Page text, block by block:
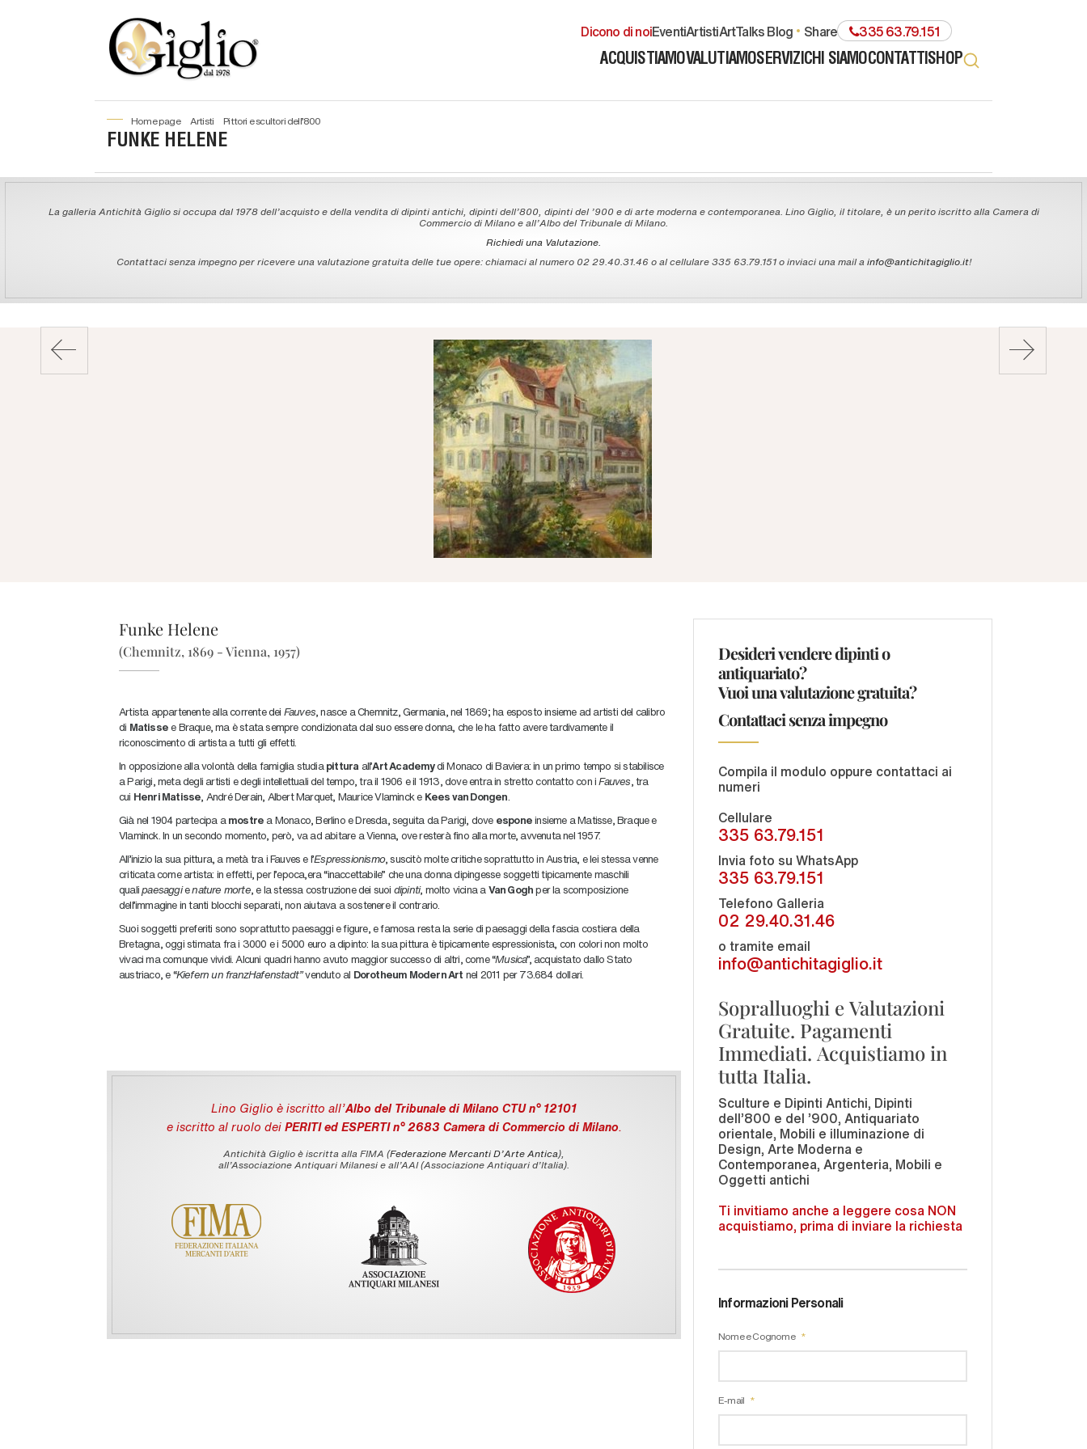
Dicono di noiEventiArtistiArtTalks Blog share 335 63.79.151
ACQUISTIAMOVALUTIAMOSERVIZICHI SIAMOCONTATTISHOP
home page artisti pittori e scultori dell'800
FUNKE HELENE
La galleria Antichità Giglio si occupa dal 1978 dell'acquisto e della vendita di dipinti antichi, dipinti dell'800, dipinti del '900 e di arte moderna e contemporanea. Lino Giglio, il titolare, è un perito iscritto alla Camera di
Commercio di Milano e all'Albo del Tribunale di Milano.
Richiedi una Valutazione.
Contattaci senza impegno per ricevere una valutazione gratuita delle tue opere: chiamaci al numero 02 29.40.31.46 o al cellulare 335 63.79.151 o inviaci una mail a info@antichitagiglio.it!
Funke Helene
(Chemnitz, 1869 - Vienna, 1957)
Artista appartenente alla corrente dei Fauves, nasce a Chemnitz, Germania, nel 1869; ha esposto insieme ad artisti del calibro
di Matissee Braque, ma è stata sempre condizionata dal suo essere donna, che le ha fatto avere tardivamente il
riconoscimento di artista a tutti gli effetti.
In opposizione alla volontà della famiglia studia pittura all’Art Academydi Monaco di Baviera: in un primo tempo si stabilisce
a Parigi, meta degli artisti e degli intellettuali del tempo, tra il 1906 e il 1913, dove entra in stretto contatto con iFauves, tra
cui Henri Matisse, André Derain, Albert Marquet, Maurice Vlaminck e Kees van Dongen
Già nel 1904 partecipa a mostre a Monaco, Berlino e Dresda, seguita da Parigi, dove esponeinsieme a Matisse, Braque e
Vlaminck. In un secondo momento, però, va ad abitare a Vienna, ove resterà fino alla morte, avvenuta nel 1957.
All’inizio la sua pittura, a metà tra i Fauves e l’Espressionismo, suscitò molte critiche soprattutto in Austria, e lei stessa venne
criticata come artista: in effetti, per l’epoca,era “inaccettabile” che una donna dipingesse soggetti tipicamente maschili
qualipaesaggienature morte, e la stessa costruzione dei suoi dipinti, molto vicina a Van Goghper la scomposizione
dell’immagine in tanti blocchi separati, non aiutava a sostenere il contrario.
Suoi soggetti preferiti sono soprattutto paesaggi e figure, e famosa resta la serie di paesaggi della fascia costiera della
Bretagna, oggi stimata fra i 3000 e i 5000 euro a dipinto: la sua pittura è tipicamente espressionista, con colori non molto
vivaci ma comunque vividi. Alcuni quadri hanno avuto maggior successo di altri, come “Musica”, acquistato dallo Stato
austriaco, e “Kiefern un franzHafenstadt”venduto al Dorotheum Modern Art nel 2011 per 73.684 dollari.
Lino Giglio è iscritto all'Albo del Tribunale di Milano CTU n° 12101
e iscritto al ruolo dei PERITI ed ESPERTI n° 2683 Camera di Commercio di Milano.
Antichità Giglio è iscritta alla FIMA (Federazione Mercanti D'Arte Antica),
all’Associazione Antiquari Milanesi e all’AAI (Associazione Antiquari d’Italia).
Desideri vendere dipinti o
antiquariato?
Vuoi una valutazione gratuita?
Contattaci senza impegno
Compila il modulo oppure contattaci ai
numeri
Cellulare
335 63.79.151
Invia foto su WhatsApp
335 63.79.151
Telefono Galleria
02 29.40.31.46
o tramite email
info@antichitagiglio.it
Sopralluoghi e Valutazioni
Gratuite. Pagamenti
Immediati. Acquistiamo in
tutta Italia.
Sculture e Dipinti Antichi, Dipinti
dell'800 e del '900, Antiquariato
orientale, Mobili e illuminazione di
Design, Arte Moderna e
Contemporanea, Argenteria, Mobili e
Oggetti antichi
Ti invitiamo anche a leggere cosa NON
acquistiamo, prima di inviare la richiesta
Informazioni Personali
Nome e Cognome
E-mail